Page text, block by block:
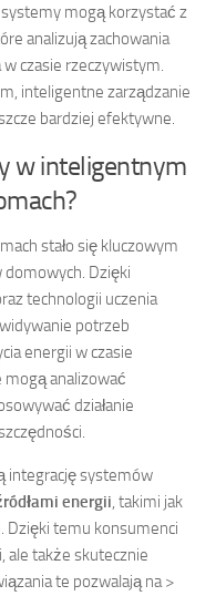
mogą korzystać z
analizują zachowania
czasie rzeczywistym.
inteligentne zarządzanie
bardziej efektywne.
w inteligentnym
stało się kluczowym
Dzięki
technologii uczenia
potrzeb
energii w czasie
mogą analizować
działanie
integrację systemów
energii, takimi jak
Dzięki temu konsumenci
ale także skutecznie
te pozwalają na >